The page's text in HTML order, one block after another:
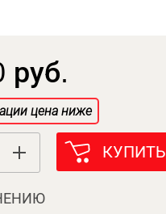
руб.
цена ниже
КУПИТЬ